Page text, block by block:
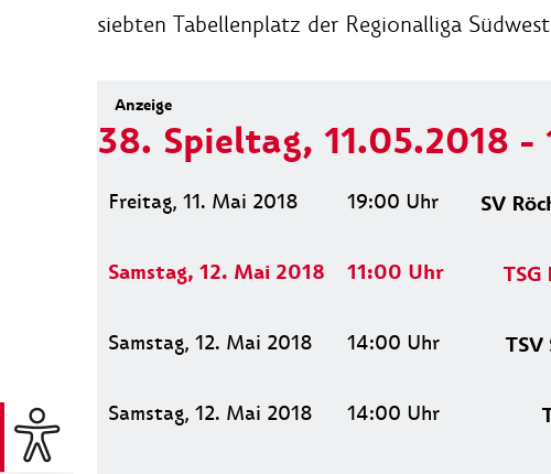
siebten Tabellenplatz der Regionalliga
38. Spieltag, 11.05.2018 -
Freitag, 11. Mai 2018 19:00 Uhr SV
Samstag, 12. Mai 2018 11:00 Uhr
Samstag, 12. Mai 2018 14:00 Uhr
Samstag, 12. Mai 2018 14:00 Uhr